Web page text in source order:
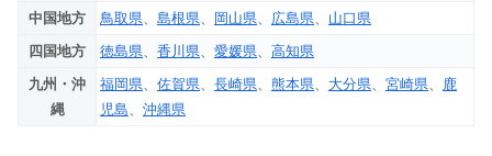
中国地方
鳥取県、 島根県、 岡山県、 広島県、 山口県
四国地方
徳島県、 香川県、 愛媛県、 高知県
九州・沖
縄
福岡県、 佐賀県、 長崎県、 熊本県、 大分県、 宮崎県、 鹿
児島、 沖縄県